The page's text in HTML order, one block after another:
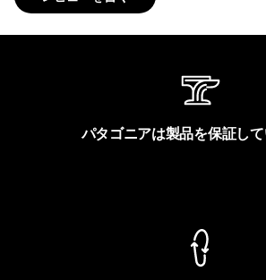
パタゴニアは製品を保証して